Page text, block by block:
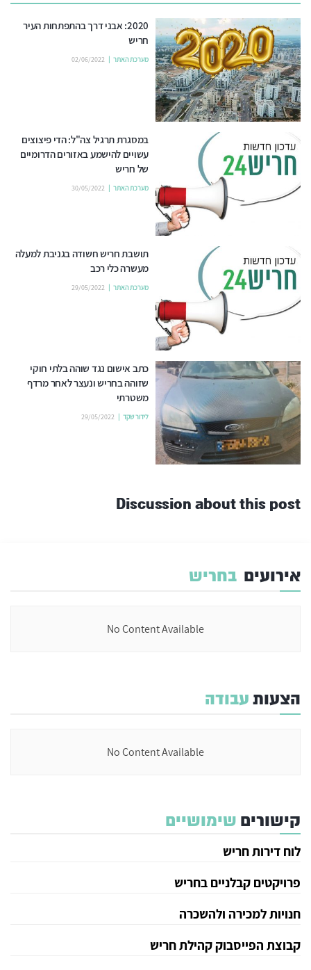
2020: אבני דרך בהתפתחות העיר
חריש
מערכת האתר 02/06/2022
במסגרת תרגיל צה"ל: הדי פיצוצים
עשויים להישמע באזורים הדרומיים
של חריש
מערכת האתר 30/05/2022
תושבת חריש חשודה בגניבת למעלה
מעשרה כלי רכב
מערכת האתר 29/05/2022
כתב אישום נגד שוהה בלתי חוקי
שזוהה בחריש ונעצר לאחר מרדף
משטרתי
לידור שקד 29/05/2022
Discussion about this post
אירועים בחריש
No Content Available
הצעותעבודה
No Content Available
קישורים שימושיים
לוח דירות חריש
פרויקטים קבלניים בחריש
חנויות למכירה ולהשכרה
קבוצת הפייסבוק קהילת חריש